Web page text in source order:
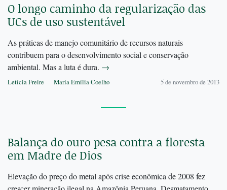
O longo caminho da regularização das
UCs de uso sustentável
As práticas de manejo comunitário de recursos naturais
contribuem para o desenvolvimento social e conservação
ambiental. Mas a luta é dura. →
Letícia Freire Maria Emília Coelho 5 de novembro de 2013
Balança do ouro pesa contra a floresta
em Madre de Dios
Elevação do preço do metal após crise econômica de 2008 fez